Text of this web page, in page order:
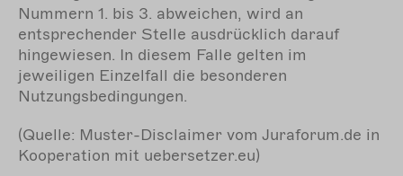
Nummern 1. bis 3. abweichen, wird an
entsprechender Stelle ausdrücklich darauf
hingewiesen. In diesem Falle gelten im
jeweiligen Einzelfall die besonderen
Nutzungsbedingungen.
(Quelle: Muster-Disclaimer vom Juraforum.de in
Kooperation mit uebersetzer.eu)